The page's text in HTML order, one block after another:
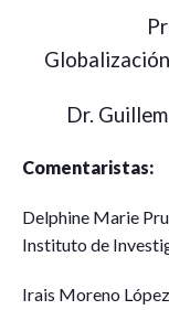
Dr.
Comentaristas:
Delphine Marie
Instituto de
Irais Moreno López